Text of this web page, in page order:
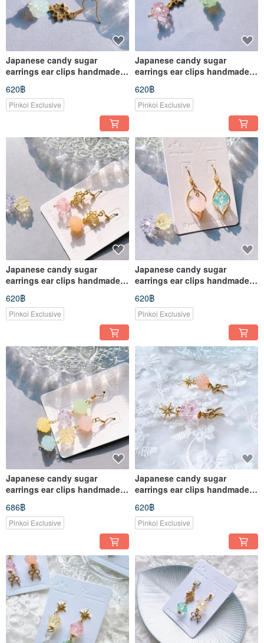
Japanese candy sugar
earrings ear clips handmade
accessories
620฿
Pinkoi Exclusive
Japanese candy sugar
earrings ear clips handmade
accessories
620฿
Pinkoi Exclusive
Japanese candy sugar
earrings ear clips handmade
accessories
620฿
Pinkoi Exclusive
Japanese candy sugar
earrings ear clips handmade
accessories
620฿
Pinkoi Exclusive
Japanese candy sugar
earrings ear clips handmade
accessories
686฿
Pinkoi Exclusive
Japanese candy sugar
earrings ear clips handmade
accessories
620฿
Pinkoi Exclusive